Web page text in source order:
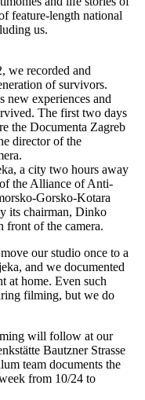
feature-length national
us.
we recorded and
of survivors.
new experiences and
The first two days
the Documenta Zagreb
director of the
a city two hours away
the Alliance of Anti-
Gorsko-Kotara
its chairman, Dinko
front of the camera.
our studio once to a
and we documented
at home. Even such
filming, but we do
will follow at our
Bautzner Strasse
team documents the
from 10/24 to